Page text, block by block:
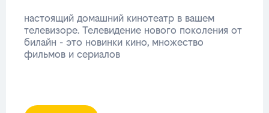
настоящий домашний кинотеатр в вашем
телевизоре. Телевидение нового поколения от
билайн - это новинки кино, множество
фильмов и сериалов